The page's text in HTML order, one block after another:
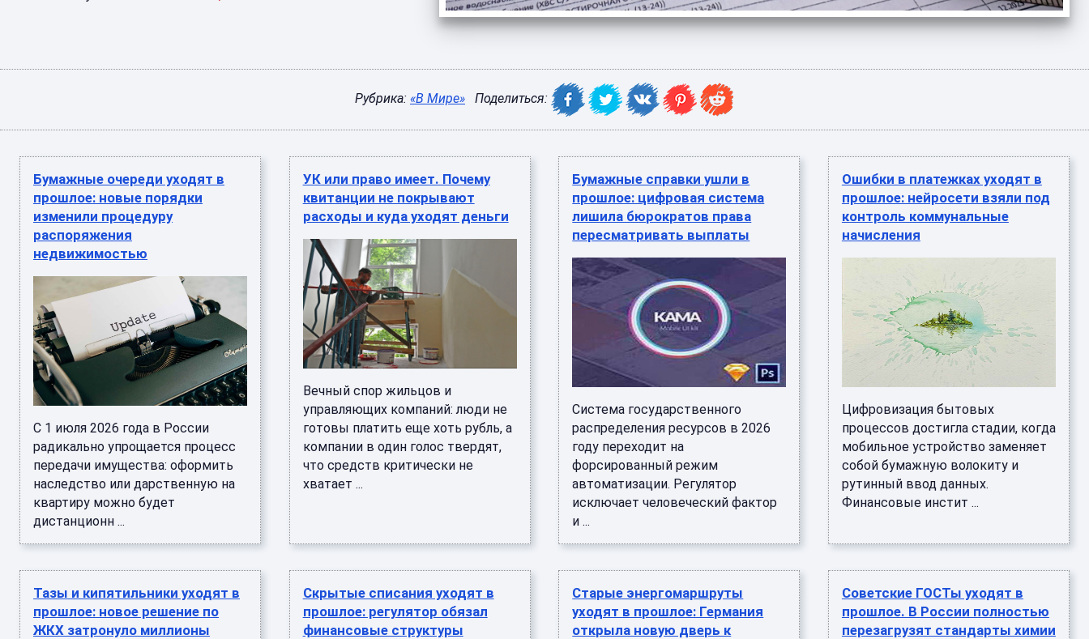
Рубрика: «В Мире» Поделиться:
Бумажные очереди уходят в
прошлое: новые порядки
изменили процедуру
распоряжения
недвижимостью
С 1 июля 2026 года в России
радикально упрощается процесс
передачи имущества: оформить
наследство или дарственную на
квартиру можно будет
дистанционн ...
УК или право имеет. Почему
квитанции не покрывают
расходы и куда уходят деньги
Вечный спор жильцов и
управляющих компаний: люди не
готовы платить еще хоть рубль, а
компании в один голос твердят,
что средств критически не
хватает ...
Бумажные справки ушли в
прошлое: цифровая система
лишила бюрократов права
пересматривать выплаты
Система государственного
распределения ресурсов в 2026
году переходит на
форсированный режим
автоматизации. Регулятор
исключает человеческий фактор
и ...
Ошибки в платежках уходят в
прошлое: нейросети взяли под
контроль коммунальные
начисления
Цифровизация бытовых
процессов достигла стадии, когда
мобильное устройство заменяет
собой бумажную волокиту и
рутинный ввод данных.
Финансовые инстит ...
Тазы и кипятильники уходят в
прошлое: новое решение по
ЖКХ затронуло миллионы
Скрытые списания уходят в
прошлое: регулятор обязал
финансовые структуры
Старые энергомаршруты
уходят в прошлое: Германия
открыла новую дверь к
Советские ГОСТы уходят в
прошлое. В России полностью
перезагрузят стандарты химии